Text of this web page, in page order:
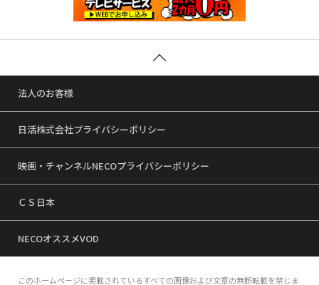
法人のお客様
日活株式会社プライバシーポリシー
映画・チャンネルNECOプライバシーポリシー
ＣＳ日本
NECOオススメVOD
このホームページに掲載されているすべての画像および文章の無断転載を禁じま